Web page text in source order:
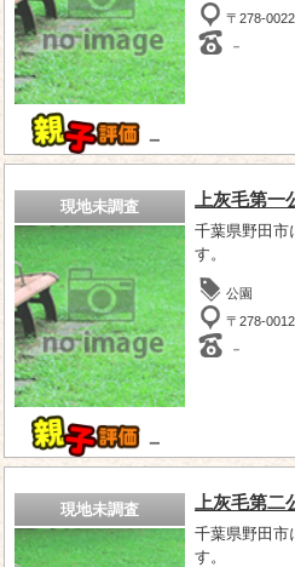
－
〒278-
－
現地未調査
－
上灰毛第一
千葉県野田市
す。
公園
〒278-
－
現地未調査 上灰毛第二
千葉県野田市
す。